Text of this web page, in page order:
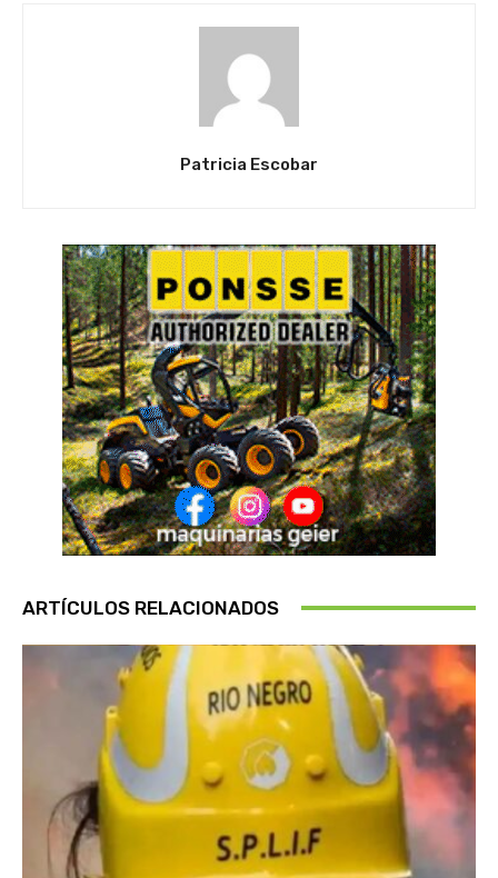
Patricia Escobar
ARTÍCULOS RELACIONADOS